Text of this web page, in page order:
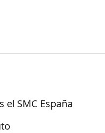
SMC España
el SMC España